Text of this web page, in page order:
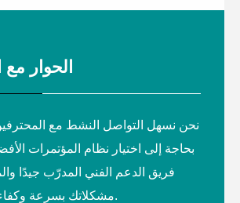
الحوار
نحن نسهل التواصل النشط مع
بحاجة إلى اختيار نظام المؤتمرات
فريق الدعم الفني المدرّب جيدًا
مشكلاتك بسرعة وكفاءة قدر الإمكان.